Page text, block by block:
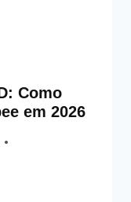
Como
em 2026